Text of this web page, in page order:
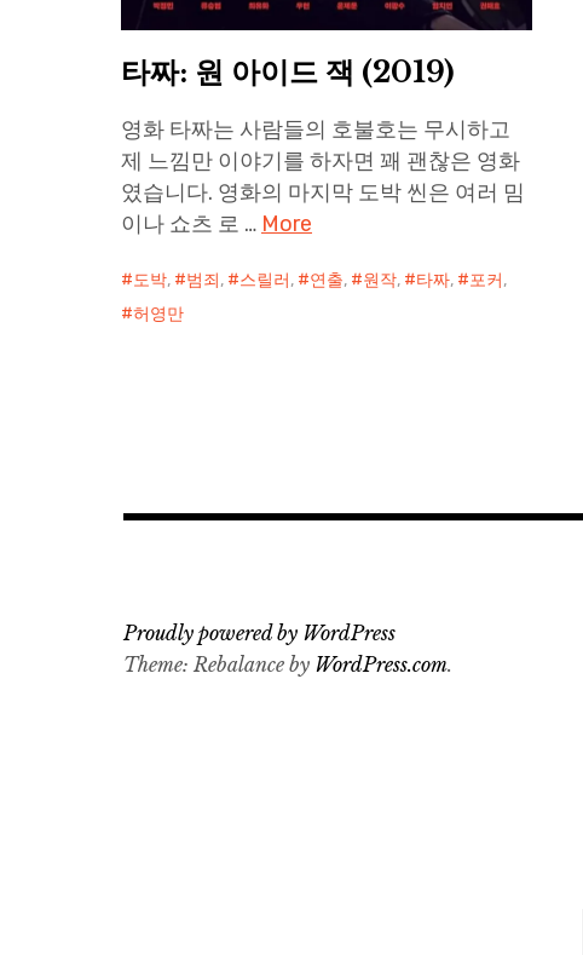
타짜: 원 아이드 잭 (2019)
영화 타짜는 사람들의 호불호는 무시하고
제 느낌만 이야기를 하자면 꽤 괜찮은 영화
였습니다. 영화의 마지막 도박 씬은 여러 밈
이나 쇼츠 로 … More
도박, 범죄, 스릴러, 연출, 원작, 타짜, 포커,
허영만
Proudly powered by WordPress
Theme: Rebalance by WordPress.com.